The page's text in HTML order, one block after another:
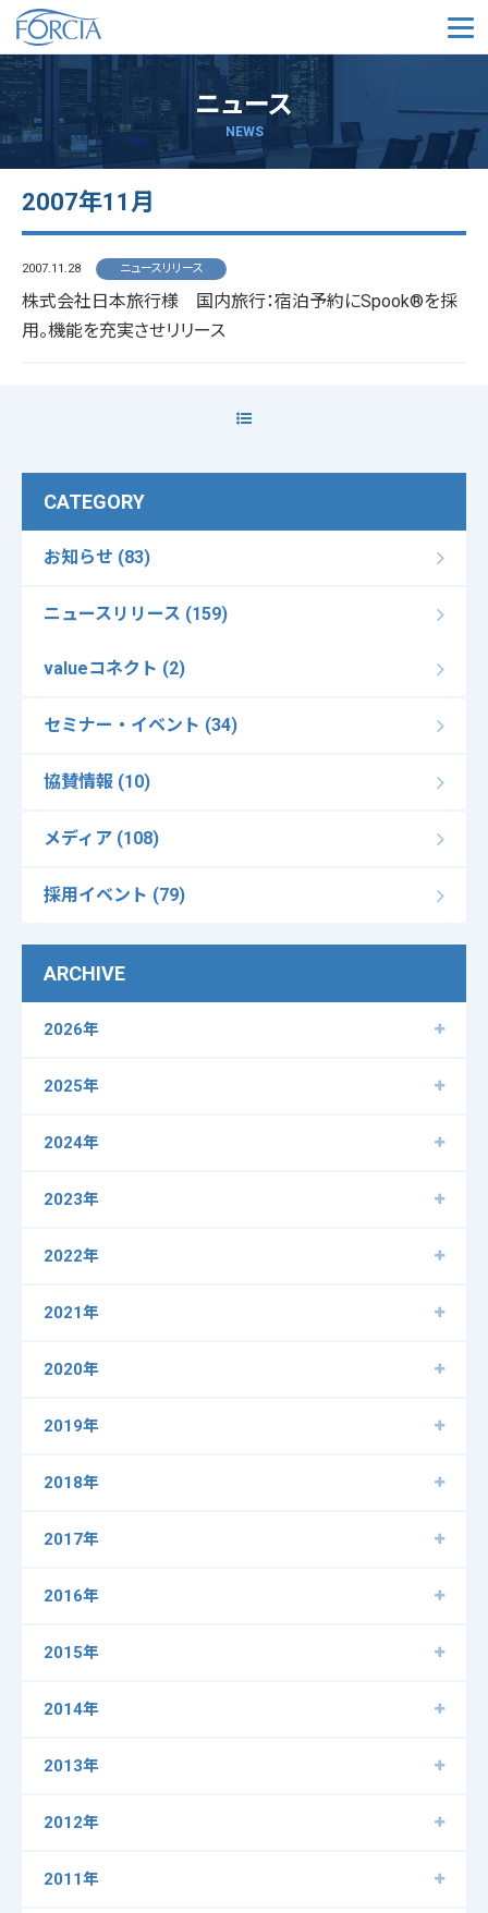
メ
ニュース
NEWS
2007年11月
2007.11.28 ニュースリリース
株式会社日本旅行様 国内旅行：宿泊予約にSpook®を採
用。機能を充実させリリース
CATEGORY
お知らせ (83)
ニュースリリース (159)
valueコネクト (2)
セミナー・イベント (34)
協賛情報 (10)
メディア (108)
採用イベント (79)
ARCHIVE
2026年
2025年
2024年
2023年
2022年
2021年
2020年
2019年
2018年
2017年
2016年
2015年
2014年
2013年
2012年
2011年